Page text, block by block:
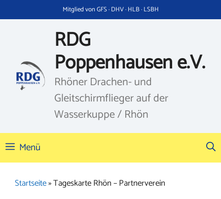
Inhalt
Mitglied von GFS · DHV · HLB · LSBH
RDG
Poppenhausen e.V.
Rhöner Drachen- und
Gleitschirmflieger auf der
Wasserkuppe / Rhön
Menü
Startseite»Tageskarte Rhön – Partnerverein